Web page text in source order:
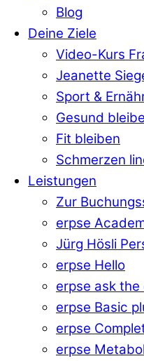
Blog
Deine Ziele
Video-Kurs
Jeanette
Sport &
Gesund
Fit bleiben
Schmerzen
Leistungen
Zur
erpse
Jürg Hösli
erpse Hello
erpse ask
erpse Basic
erpse
erpse